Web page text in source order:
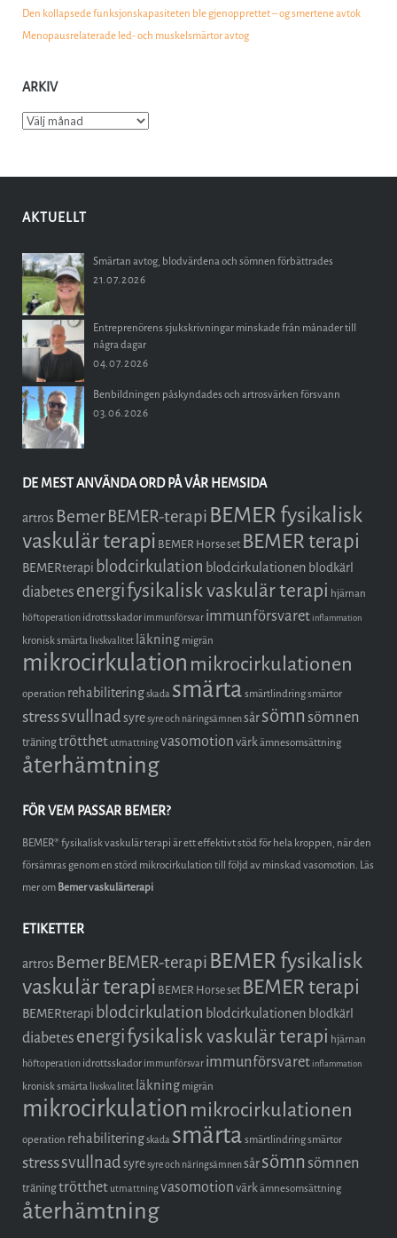
Den kollapsede funksjonskapasiteten ble gjenopprettet – og smertene avtok
Menopausrelaterade led- och muskelsmärtor avtog
ARKIV
Arkiv
AKTUELLT
Smärtan avtog, blodvärdena och sömnen förbättrades
21.07.2026
Entreprenörens sjukskrivningar minskade från månader till
några dagar
04.07.2026
Benbildningen påskyndades och artrosvärken försvann
03.06.2026
DE MEST ANVÄNDA ORD PÅ VÅR HEMSIDA
artros BemerBEMER-terapi BEMER fysikalisk
vaskulär terapi BEMER Horse set BEMER terapi
BEMERterapi blodcirkulation blodcirkulationen blodkärl
diabetesenergifysikalisk vaskulär terapi hjärnan
höftoperation idrottsskador immunförsvar immunförsvaret inflammation
kronisk smärta livskvalitet läkningmigrän
mikrocirkulation mikrocirkulationen
operation rehabiliteringskada smärtasmärtlindringsmärtor
stresssvullnadsyresyre och näringsämnensårsömnsömnen
träningtrötthet utmattningvasomotionvärkämnesomsättning
återhämtning
FÖR VEM PASSAR BEMER?
BEMER® fysikalisk vaskulär terapi är ett effektivt stöd för hela kroppen, när den
försämras genom en störd mikrocirkulation till följd av minskad vasomotion. Läs
mer omBemer vaskulärterapi
ETIKETTER
artros BemerBEMER-terapi BEMER fysikalisk
vaskulär terapi BEMER Horse set BEMER terapi
BEMERterapi blodcirkulation blodcirkulationen blodkärl
diabetesenergifysikalisk vaskulär terapi hjärnan
höftoperation idrottsskador immunförsvar immunförsvaret inflammation
kronisk smärta livskvalitet läkningmigrän
mikrocirkulation mikrocirkulationen
operation rehabiliteringskada smärtasmärtlindringsmärtor
stresssvullnadsyresyre och näringsämnensårsömnsömnen
träningtrötthet utmattningvasomotionvärkämnesomsättning
återhämtning